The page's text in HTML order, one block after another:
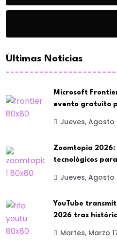
Últimas Noticias
Microsoft
evento gratuito
Jueves, Agosto
Zoomtopia
tecnológicos
Jueves, Agosto
YouTube
2026 tras
Martes, Marzo